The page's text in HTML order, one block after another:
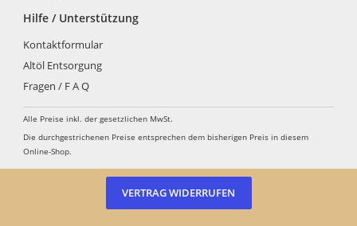
Hilfe / Unterstützung
Kontaktformular
Altöl Entsorgung
Fragen / F A Q
Alle Preise inkl. der gesetzlichen MwSt.
Die durchgestrichenen Preise entsprechen dem bisherigen Preis in diesem
Online-Shop.
VERTRAG WIDERRUFEN